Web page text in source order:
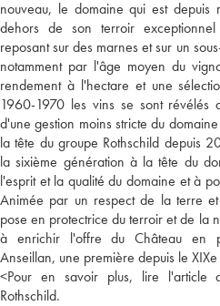
nouveau, le domaine qui est
dehors de son terroir
reposant sur des marnes et sur un
notamment par l'âge moyen du
rendement à l'hectare et une
1960-1970 les vins se sont révélés
d'une gestion moins stricte du
la tête du groupe Rothschild depuis
la sixième génération à la tête du
l'esprit et la qualité du domaine et à
Animée par un respect de la terre
pose en protectrice du terroir et de la
à enrichir l'offre du Château en
Anseillan, une première depuis le
<Pour en savoir plus, lire l'article
Rothschild.